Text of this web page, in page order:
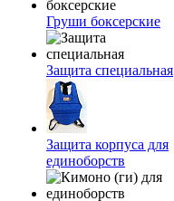
Груши боксерские
Защита специальная
Защита корпуса для
единоборств